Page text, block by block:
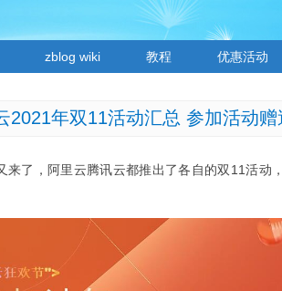
zblog wiki 教程 优惠活动
2021年双11活动汇总 参加活动
来了，阿里云腾讯云都推出了各自的双11活动